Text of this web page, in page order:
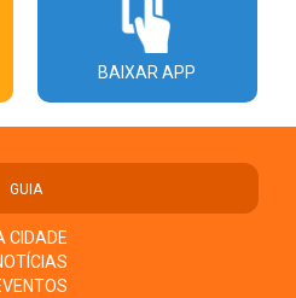
BAIXAR APP
GUIA
CIDADE